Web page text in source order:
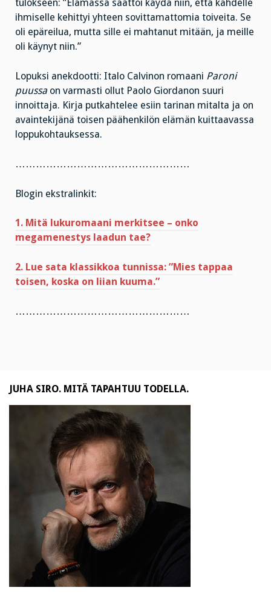
tulokseen: ”Elämässä saattoi käydä niin, että kahdelle
ihmiselle kehittyi yhteen sovittamattomia toiveita. Se
oli epäreilua, mutta sille ei mahtanut mitään, ja meille
oli käynyt niin.”
Lopuksi anekdootti: Italo Calvinon romaani Paroni
puussa on varmasti ollut Paolo Giordanon suuri
innoittaja. Kirja putkahtelee esiin tarinan mitalta ja on
avaintekijänä toisen päähenkilön elämän kuittaavassa
loppukohtauksessa.
……………………………………………
Blogin ekstralinkit:
1. Mitä lukuromaani merkitsee – onko
megamenestys laadun tae?
2. Lue sata klassikkoa tunnissa: ”Mies tappaa
toisen, koska on liian kuuma.”
……………………………………………
JUHA SIRO. MITÄ TAPAHTUU TODELLA.